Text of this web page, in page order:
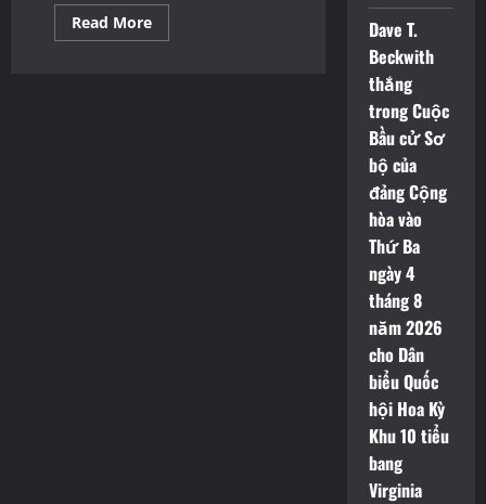
Read MoreRead
more
Dave T.
Beckwith
thắng
trong Cuộc
Bầu cử Sơ
bộ của
đảng Cộng
hòa vào
Thứ Ba
ngày 4
tháng 8
năm 2026
cho Dân
biểu Quốc
hội Hoa Kỳ
Khu 10 tiểu
bang
Virginia